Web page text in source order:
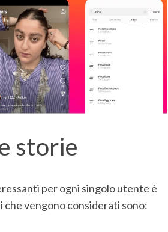
storie
per ogni singolo utente è
che vengono considerati sono: